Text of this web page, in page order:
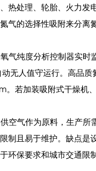
热处理、轮胎、火力
气的选择性吸附来分离
气纯度分析控制器实
无人值守运行。高品
若加装吸附式干燥机
空气作为原料，生产
制且易于维护。缺点
环保要求和城市交通限